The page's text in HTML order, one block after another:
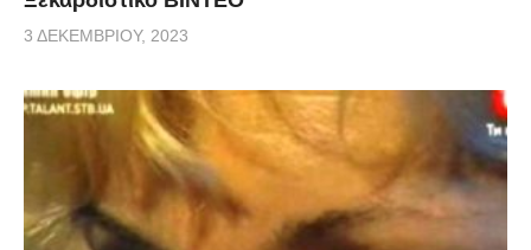
3 ΔΕΚΕΜΒΡΊΟΥ, 2023